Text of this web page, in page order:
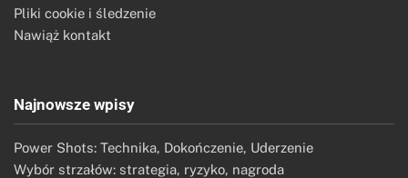
Pliki cookie i śledzenie
Nawiąż kontakt
Najnowsze wpisy
Power Shots: Technika, Dokończenie, Uderzenie
Wybór strzałów: strategia, ryzyko, nagroda